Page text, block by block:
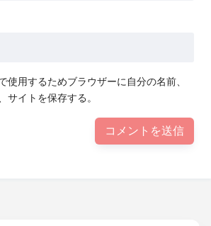
使用するためブラウザーに自分の名前、
サイトを保存する。